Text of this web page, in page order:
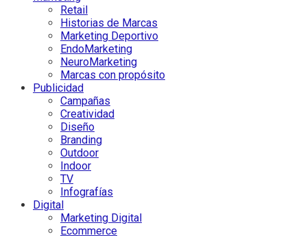
Retail
Historias de Marcas
Marketing Deportivo
EndoMarketing
NeuroMarketing
Marcas con propósito
Publicidad
Campañas
Creatividad
Diseño
Branding
Outdoor
Indoor
TV
Infografías
Digital
Marketing Digital
Ecommerce